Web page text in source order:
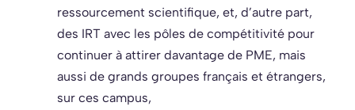
ressourcement scientifique, et, d’autre part,
des IRT avec les pôles de compétitivité pour
continuer à attirer davantage de PME, mais
aussi de grands groupes français et étrangers,
sur ces campus,